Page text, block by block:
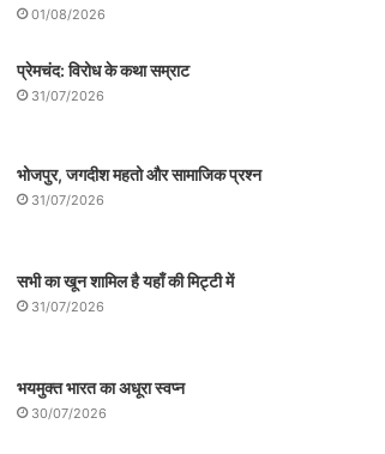
01/08/2026
प्रेमचंद: विरोध के कथा सम्राट
31/07/2026
भोजपुर, जगदीश महतो और सामाजिक प्रश्न
31/07/2026
सभी का खून शामिल है यहाँ की मिट्टी में
31/07/2026
भयमुक्त भारत का अधूरा स्वप्न
30/07/2026